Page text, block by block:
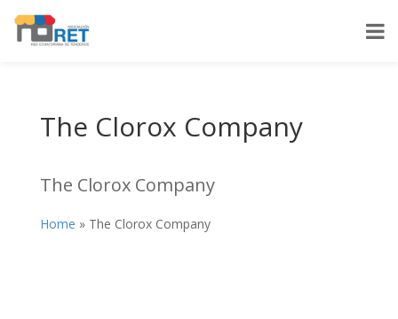
The Clorox Company
The Clorox Company
Home » The Clorox Company